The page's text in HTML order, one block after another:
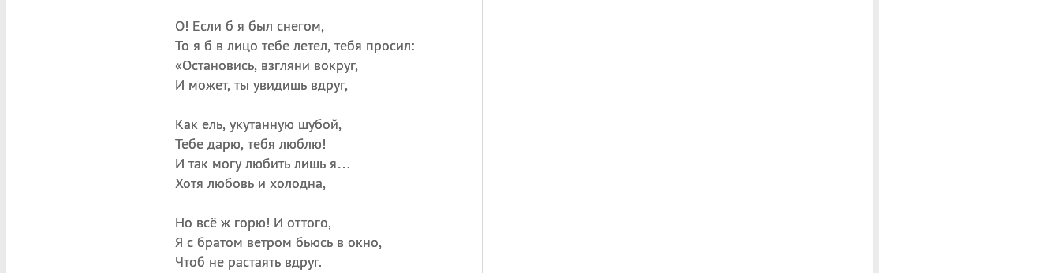
О! Если б я был снегом,
То я б в лицо тебе летел, тебя просил:
«Остановись, взгляни вокруг,
И может, ты увидишь вдруг,
Как ель, укутанную шубой,
Тебе дарю, тебя люблю!
И так могу любить лишь я…
Хотя любовь и холодна,
Но всё ж горю! И оттого,
Я с братом ветром бьюсь в окно,
Чтоб не растаять вдруг.